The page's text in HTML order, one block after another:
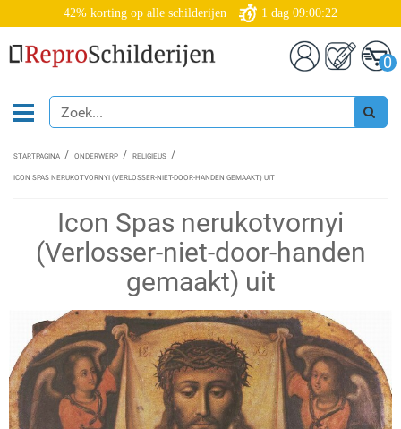
42% korting op alle schilderijen 1 dag 09:00:22
0
STARTPAGINA ONDERWERP RELIGIEUS
ICON SPAS NERUKOTVORNYI (VERLOSSER-NIET-DOOR-HANDEN GEMAAKT) UIT
Icon Spas nerukotvornyi
(Verlosser-niet-door-handen
gemaakt) uit